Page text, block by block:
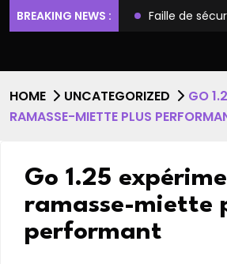
BREAKING NEWS :
et l’accès root Faille de
HOME UNCATEGORIZED
GO
RAMASSE-MIETTE PLUS
Go 1.25
ramasse-miette
performant